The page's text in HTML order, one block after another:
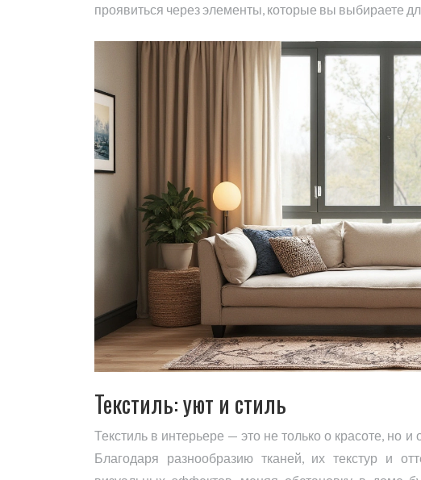
проявиться через элементы, которые вы выбираете
Текстиль: уют и стиль
Текстиль в интерьере — это не только о красоте, но
Благодаря разнообразию тканей, их текстур и